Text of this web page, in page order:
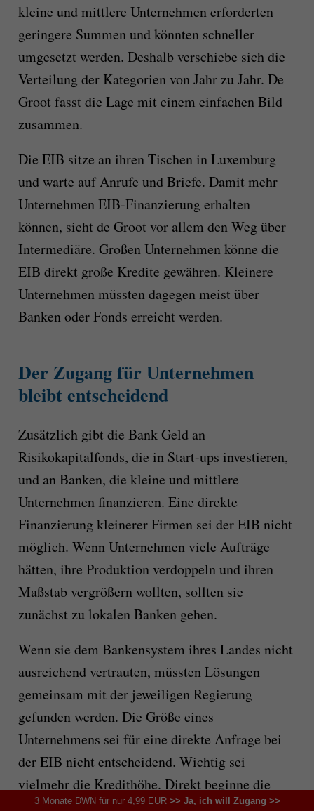
kleine und mittlere Unternehmen erforderten
geringere Summen und könnten schneller
umgesetzt werden. Deshalb verschiebe sich die
Verteilung der Kategorien von Jahr zu Jahr. De
Groot fasst die Lage mit einem einfachen Bild
zusammen.
Die EIB sitze an ihren Tischen in Luxemburg
und warte auf Anrufe und Briefe. Damit mehr
Unternehmen EIB-Finanzierung erhalten
können, sieht de Groot vor allem den Weg über
Intermediäre. Großen Unternehmen könne die
EIB direkt große Kredite gewähren. Kleinere
Unternehmen müssten dagegen meist über
Banken oder Fonds erreicht werden.
Der Zugang für Unternehmen
bleibt entscheidend
Zusätzlich gibt die Bank Geld an
Risikokapitalfonds, die in Start-ups investieren,
und an Banken, die kleine und mittlere
Unternehmen finanzieren. Eine direkte
Finanzierung kleinerer Firmen sei der EIB nicht
möglich. Wenn Unternehmen viele Aufträge
hätten, ihre Produktion verdoppeln und ihren
Maßstab vergrößern wollten, sollten sie
zunächst zu lokalen Banken gehen.
Wenn sie dem Bankensystem ihres Landes nicht
ausreichend vertrauten, müssten Lösungen
gemeinsam mit der jeweiligen Regierung
gefunden werden. Die Größe eines
Unternehmens sei für eine direkte Anfrage bei
der EIB nicht entscheidend. Wichtig sei
vielmehr die Kredithöhe. Direkt beginne die
Finanzierung bei rund 30 Millionen Euro.
3 Monate DWN für nur 4,99 EUR>> Ja, ich will Zugang >>